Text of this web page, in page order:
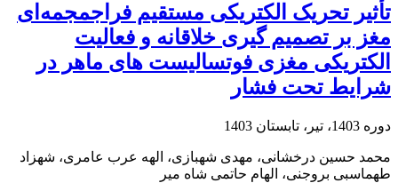
تأثیر تحریک الکتریکی مستقیم فراجمجمه‌ای
مغز بر تصمیم گیری خلاقانه و فعالیت
الکتریکی مغزی فوتسالیست های ماهر در
شرایط تحت فشار
دوره 1403، تیر، تابستان 1403
محمد حسین درخشانی، مهدی شهبازی، الهه عرب عامری، شهزاد
طهماسبی بروجنی، الهام حاتمی شاه میر